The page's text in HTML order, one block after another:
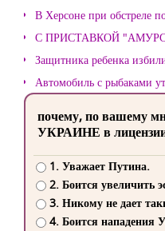
В Херсоне при обстреле
С ПРИСТАВКОЙ
Защитника ребенка
Автомобиль с рыбаками
почему, по вашему
УКРАИНЕ в лицензии
1. Уважает Путина.
2. Боится увеличить
3. Никому не дает
4. Боится